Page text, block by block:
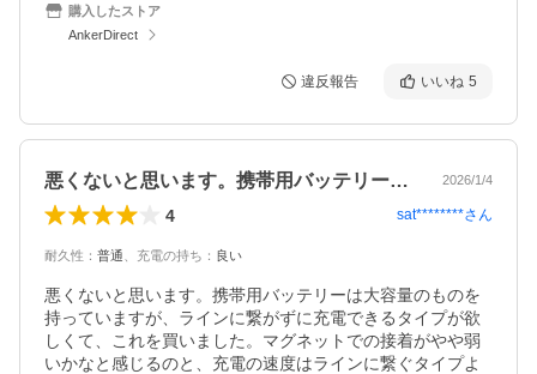
購入したストア
AnkerDirect
違反報告 いいね 5
悪くないと思います。携帯用バッテリーは… 2026/1/4
4 sat********さん
耐久性 ： 普通 充電の持ち ： 良い
悪くないと思います。携帯用バッテリーは大容量のものを
持っていますが、ラインに繋がずに充電できるタイプが欲
しくて、これを買いました。マグネットでの接着がやや弱
いかなと感じるのと、充電の速度はラインに繋ぐタイプよ